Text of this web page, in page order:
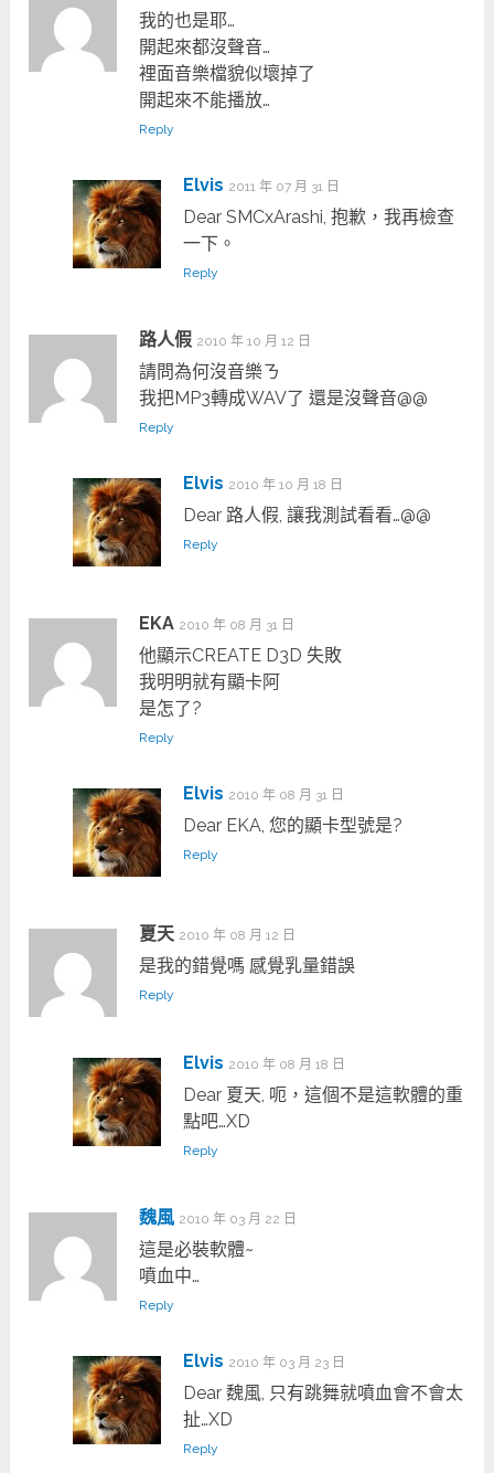
我的也是耶…
開起來都沒聲音…
裡面音樂檔貌似壞掉了
開起來不能播放…
Reply
Elvis 2011 年 07 月 31 日
Dear SMCxArashi, 抱歉，我再檢查
一下。
Reply
路人假 2010 年 10 月 12 日
請問為何沒音樂ㄋ
我把MP3轉成WAV了 還是沒聲音@@
Reply
Elvis 2010 年 10 月 18 日
Dear 路人假, 讓我測試看看…@@
Reply
EKA 2010 年 08 月 31 日
他顯示CREATE D3D 失敗
我明明就有顯卡阿
是怎了?
Reply
Elvis 2010 年 08 月 31 日
Dear EKA, 您的顯卡型號是?
Reply
夏天 2010 年 08 月 12 日
是我的錯覺嗎 感覺乳量錯誤
Reply
Elvis 2010 年 08 月 18 日
Dear 夏天, 呃，這個不是這軟體的重
點吧…XD
Reply
魏風 2010 年 03 月 22 日
這是必裝軟體~
噴血中…
Reply
Elvis 2010 年 03 月 23 日
Dear 魏風, 只有跳舞就噴血會不會太
扯…XD
Reply